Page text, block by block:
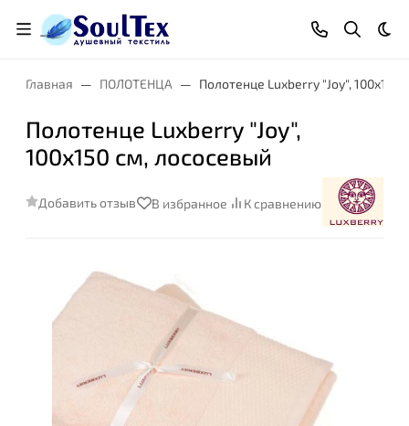
Главная ПОЛОТЕНЦА Полотенце Luxberry "Joy", 100x150
Полотенце Luxberry "Joy",
100x150 см, лососевый
Добавить отзыв В избранное К сравнению